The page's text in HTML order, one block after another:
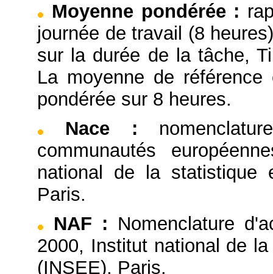
Moyenne pondérée :
journée de travail (8
sur la durée de la tâche,
La moyenne de
pondérée sur 8 heures.
Nace :
communautés
national de la statistique
Paris.
NAF : Nomenclature
2000, Institut national de
(INSEE), Paris.